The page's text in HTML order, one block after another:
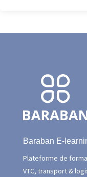
Baraban E-
Plateforme de
VTC, transport &